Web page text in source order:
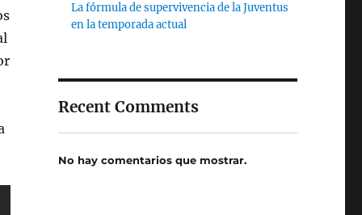
La fórmula de supervivencia de la Juventus
en la temporada actual
Recent Comments
No hay comentarios que mostrar.